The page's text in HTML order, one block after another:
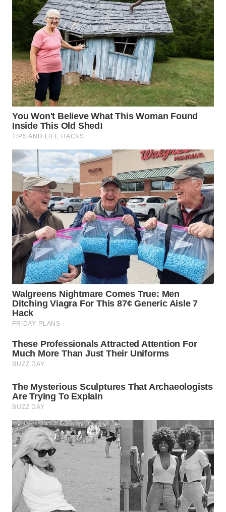
DAIRI
WN
DANAU
TOBA
WN
NIAS
WN
LANGKAT
WN
TAPANULI
SELATAN
WN
TANJUNG
LESUNG
WN
KARO
WN
SIMALUNGUN
WN
LABUHANBATU
WN
TAPANULI
TENGAH
WN DELI
SERDANG
WN
TEBING
TINGGI